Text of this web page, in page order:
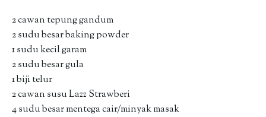
2 cawan tepung gandum
2 sudu besar baking powder
1 sudu kecil garam
2 sudu besar gula
1 biji telur
2 cawan susu Lazz Strawberi
4 sudu besar mentega cair/minyak masak